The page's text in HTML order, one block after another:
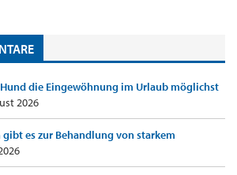
die Eingewöhnung im Urlaub möglichst
2026
es zur Behandlung von starkem